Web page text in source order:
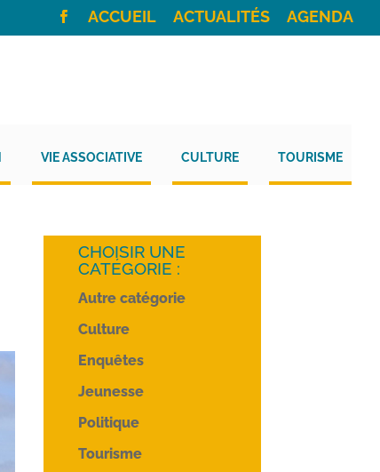
ACCUEIL ACTUALITÉS AGENDA
VIE ASSOCIATIVE CULTURE TOURISME
CHOISIR UNE
CATÉGORIE :
Autre catégorie
Culture
Enquêtes
Jeunesse
Politique
Tourisme